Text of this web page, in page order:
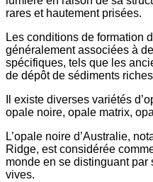
rares et hautement prisées.
Les conditions de formation
généralement associées à
spécifiques, tels que les
de dépôt de sédiments
Il existe diverses variétés
opale noire, opale matrix,
L’opale noire d’Australie,
Ridge, est considérée
monde en se distinguant
vives.